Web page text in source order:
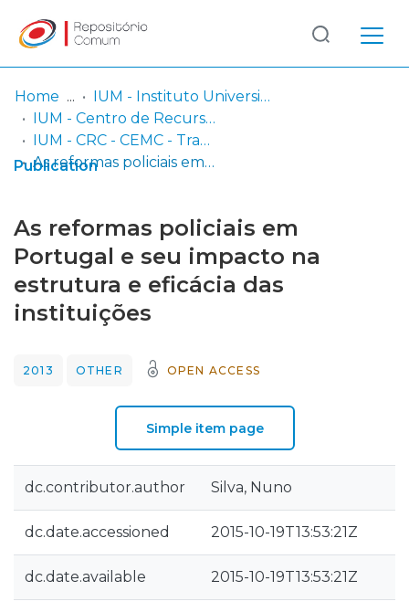
Communities
& Collections
Statistics
Log
In
(current)
Home
IUM - Instituto Universitário Militar
IUM - Centro de Recursos de Conhecimento
IUM - CRC - CEMC - Trabalhos de Investigação Individual
As reformas policiais em Portugal e seu impacto na estrutura e eficácia das instituições
Publication
As reformas policiais em
Portugal e seu impacto na
estrutura e eficácia das
instituições
2013 OTHER OPEN ACCESS
Simple item page
dc.contributor.author Silva, Nuno
dc.date.accessioned 2015-10-19T13:53:21Z
dc.date.available 2015-10-19T13:53:21Z